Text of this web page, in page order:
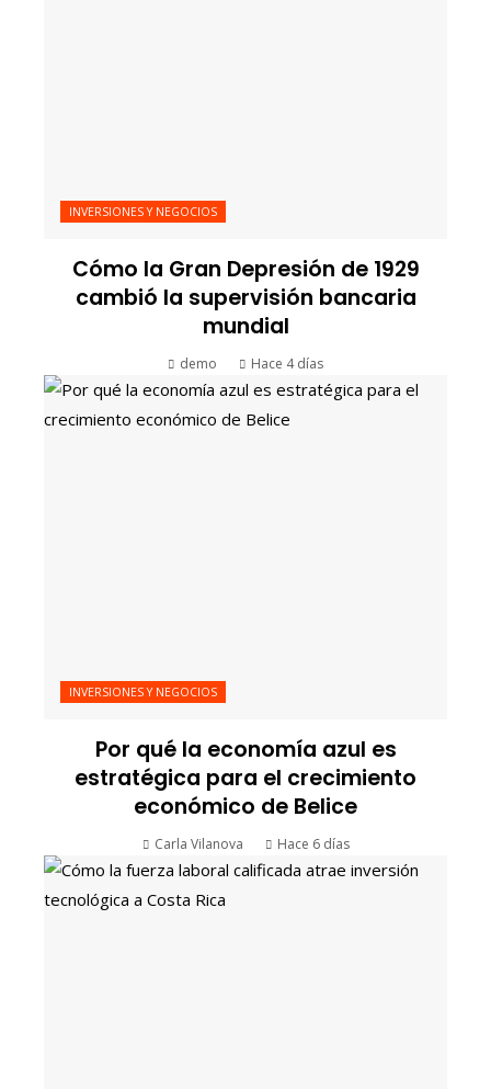
INVERSIONES Y NEGOCIOS
Cómo la Gran Depresión de 1929
cambió la supervisión bancaria
mundial
demo Hace 4 días
INVERSIONES Y NEGOCIOS
Por qué la economía azul es
estratégica para el crecimiento
económico de Belice
Carla Vilanova Hace 6 días